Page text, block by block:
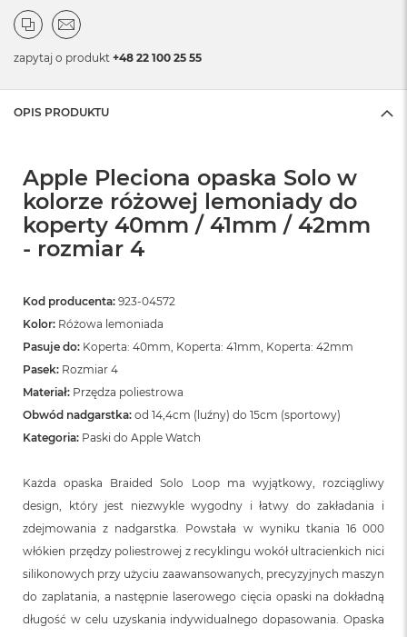
zapytaj o produkt +48 22 100 25 55
OPIS PRODUKTU
Apple Pleciona opaska Solo w
kolorze różowej lemoniady do
koperty 40mm / 41mm / 42mm
- rozmiar 4
Kod producenta: 923-04572
Kolor: Różowa lemoniada
Pasuje do: Koperta: 40mm, Koperta: 41mm, Koperta: 42mm
Pasek: Rozmiar 4
Materiał: Przędza poliestrowa
Obwód nadgarstka: od 14,4cm (luźny) do 15cm (sportowy)
Kategoria: Paski do Apple Watch
Każda opaska Braided Solo Loop ma wyjątkowy, rozciągliwy
design, który jest niezwykle wygodny i łatwy do zakładania i
zdejmowania z nadgarstka. Powstała w wyniku tkania 16 000
włókien przędzy poliestrowej z recyklingu wokół ultracienkich nici
silikonowych przy użyciu zaawansowanych, precyzyjnych maszyn
do zaplatania, a następnie laserowego cięcia opaski na dokładną
długość w celu uzyskania indywidualnego dopasowania. Opaska